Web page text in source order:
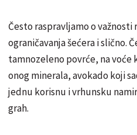
Često raspravljamo o važnosti
ograničavanja šećera i slično.
tamnozeleno povrće, na voće
onog minerala, avokado koji
jednu korisnu i vrhunsku
grah.